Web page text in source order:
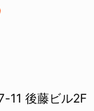
11 後藤ビル2F